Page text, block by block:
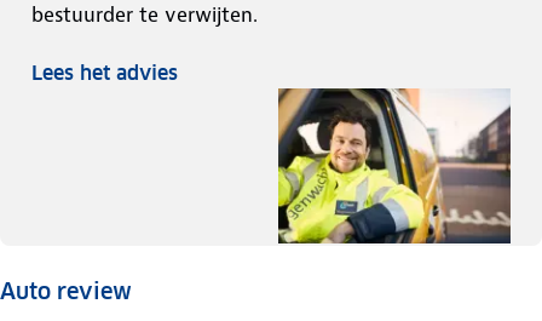
bestuurder te verwijten.
Lees het advies
Auto review